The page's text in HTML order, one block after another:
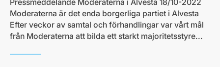
Pressmeddelande Moderaterna i Alvesta 18/10-2022
Moderaterna är det enda borgerliga partiet i Alvesta
Efter veckor av samtal och förhandlingar var vårt mål
från Moderaterna att bilda ett starkt majoritetsstyre...